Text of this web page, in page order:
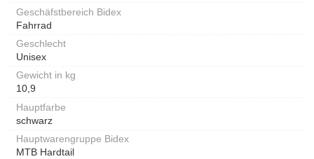
Geschäfstbereich Bidex
Fahrrad
Geschlecht
Unisex
Gewicht in kg
10,9
Hauptfarbe
schwarz
Hauptwarengruppe Bidex
MTB Hardtail